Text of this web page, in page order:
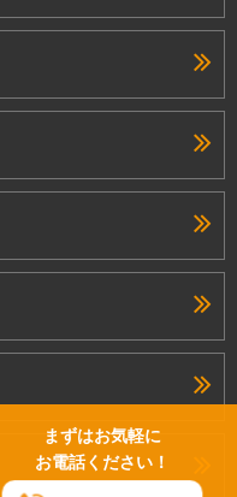
まずはお気軽に
お電話ください！